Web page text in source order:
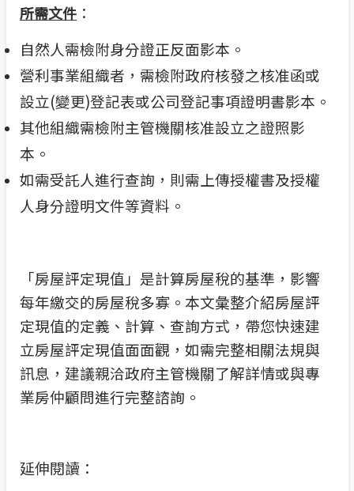
所需文件 ：
自然人需檢附身分證正反面影本。
營利事業組織者，需檢附政府核發之核准函或
設立(變更)登記表或公司登記事項證明書影本。
其他組織需檢附主管機關核准設立之證照影
本。
如需受託人進行查詢，則需上傳授權書及授權
人身分證明文件等資料。
「房屋評定現值」是計算房屋稅的基準，影響
每年繳交的房屋稅多寡。本文彙整介紹房屋評
定現值的定義、計算、查詢方式，帶您快速建
立房屋評定現值面面觀，如需完整相關法規與
訊息，建議親洽政府主管機關了解詳情或與專
業房仲顧問進行完整諮詢。
延伸閱讀：